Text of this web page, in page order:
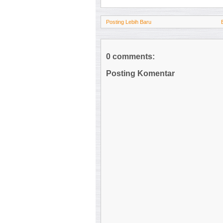
Posting Lebih Baru
0 comments:
Posting Komentar